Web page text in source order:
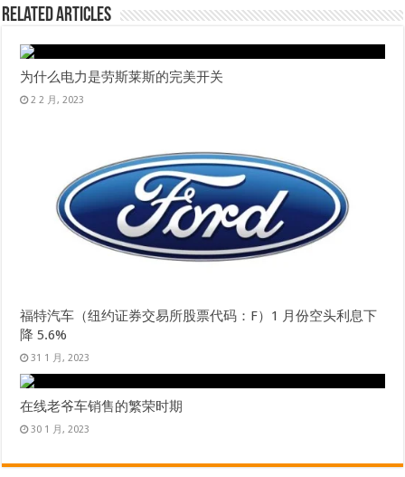
Related Articles
为什么电力是劳斯莱斯的完美开关
2 2 月, 2023
福特汽车（纽约证券交易所股票代码：F）1 月份空头利息下
降 5.6%
31 1 月, 2023
在线老爷车销售的繁荣时期
30 1 月, 2023